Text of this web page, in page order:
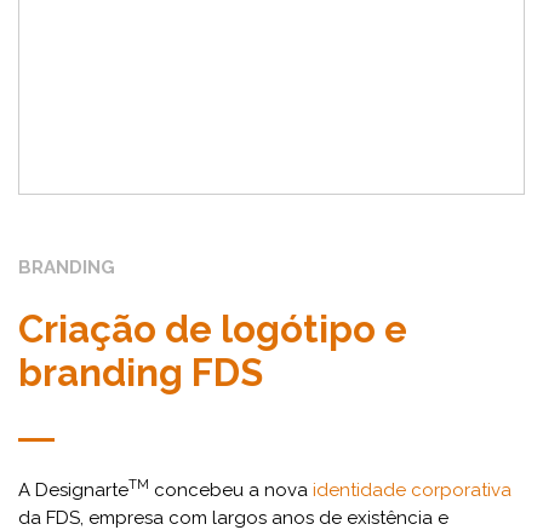
BRANDING
Criação de logótipo e
branding FDS
A DesignarteTM concebeu a nova identidade corporativa
da FDS, empresa com largos anos de existência e